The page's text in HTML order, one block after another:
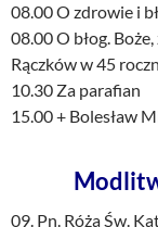
08.00 O zdrowie i
08.00 O błog.
Rączków w 45
10.30 Za parafian
15.00 + Bolesław
09. Pn. Róża Św.